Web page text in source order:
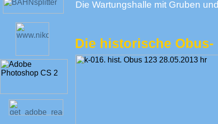
Die Wartungshalle mit Gruben
Die historische